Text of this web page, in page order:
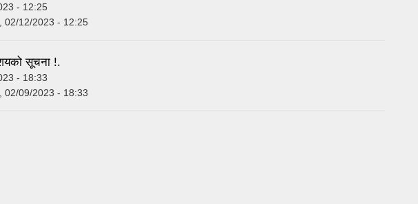
- 12:25
02/12/2023 - 12:25
सूचना !.
- 18:33
02/09/2023 - 18:33